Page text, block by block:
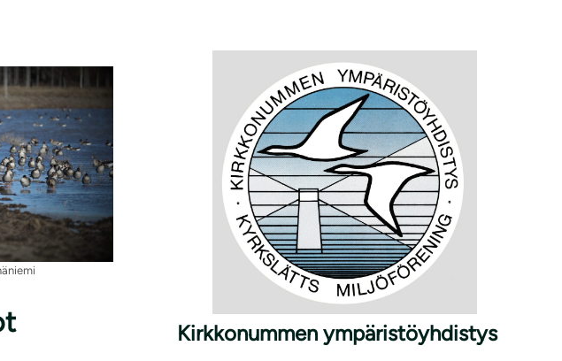
Kirkkonummen ympäristöyhdistys